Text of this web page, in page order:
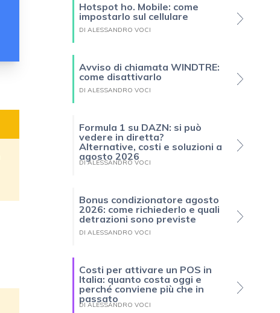
Hotspot ho. Mobile: come
impostarlo sul cellulare
DI ALESSANDRO VOCI
Avviso di chiamata WINDTRE:
come disattivarlo
DI ALESSANDRO VOCI
Formula 1 su DAZN: si può
vedere in diretta?
Alternative, costi e soluzioni a
agosto 2026
DI ALESSANDRO VOCI
Bonus condizionatore agosto
2026: come richiederlo e quali
detrazioni sono previste
DI ALESSANDRO VOCI
Costi per attivare un POS in
Italia: quanto costa oggi e
perché conviene più che in
passato
DI ALESSANDRO VOCI